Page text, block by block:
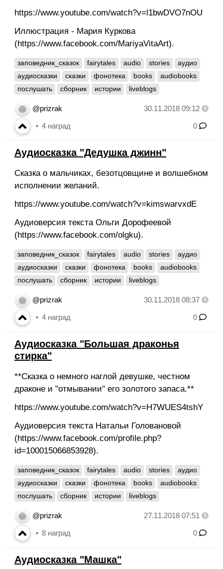
https://www.youtube.com/watch?v=l1bwDVO7nOU
Иллюстрация - Мария Куркова
(https://www.facebook.com/MariyaVitaArt).
заповедник_сказок fairytales audio stories
аудио
аудиосказки
сказки фонотека books
audiobooks
послушать
сборник истории liveblogs
@prizrak 30.11.2018 09:12
4 наград 0
Аудиосказка "Дедушка джинн"
Сказка о мальчиках, безотцовщине и волшебном
исполнении желаний.
https://www.youtube.com/watch?v=kimswarvxdE
Аудиоверсия текста Ольги Дорофеевой
(https://www.facebook.com/olgku).
заповедник_сказок fairytales audio stories
аудио
аудиосказки
сказки фонотека books
audiobooks
послушать
сборник истории liveblogs
@prizrak 30.11.2018 08:37
4 наград 0
Аудиосказка "Большая драконья
стирка"
**Сказка о немного наглой девушке, честном
драконе и "отмывании" его золотого запаса.**
https://www.youtube.com/watch?v=H7WUES4tshY
Аудиоверсия текста Натальи Головановой
(https://www.facebook.com/profile.php?
id=100015066853928).
заповедник_сказок fairytales audio stories
аудио
аудиосказки
сказки фонотека books
audiobooks
послушать
сборник истории liveblogs
@prizrak 27.11.2018 07:51
8 наград 0
Аудиосказка "Машка"